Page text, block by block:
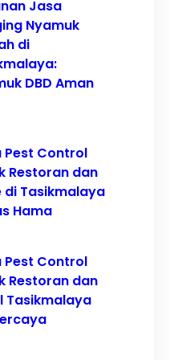
Jasa
Nyamuk
di
DBD Aman
Pest Control
Restoran dan
di Tasikmalaya
Hama
Pest Control
Restoran dan
Tasikmalaya